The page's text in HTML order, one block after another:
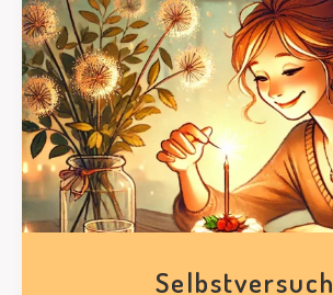
Selbstversuch